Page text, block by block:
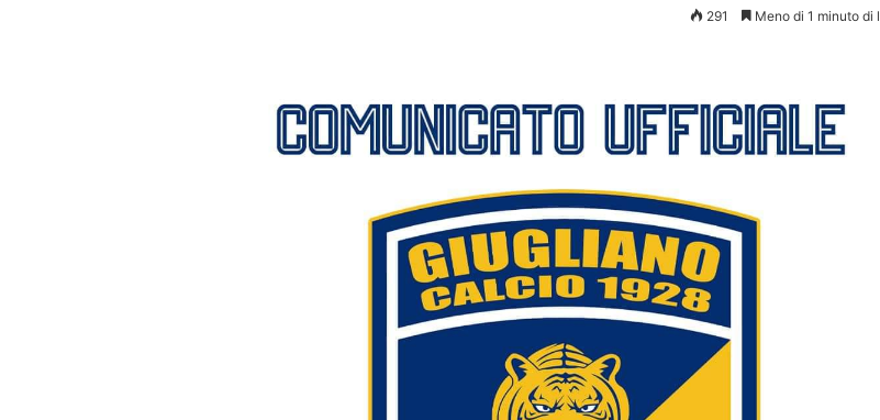
291
Meno di 1 minuto di